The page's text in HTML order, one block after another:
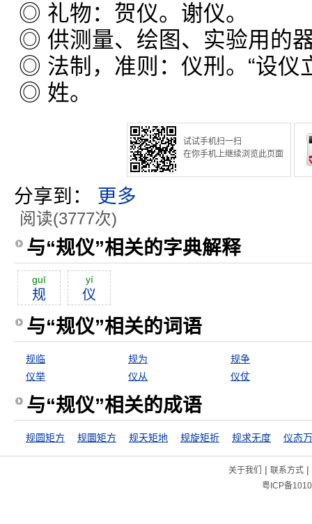
◎ 礼物：贺仪。谢仪。
◎ 供测量、绘图、实验用的
◎ 法制，准则：仪刑。“设仪
◎ 姓。
试试手机扫一扫
在你手机上继续浏览此页面
分享到： 更多
阅读(3777次)
与“规仪”相关的字典解释
guī
规
yí
仪
与“规仪”相关的词语
规临 规为
规争
仪举
仪从 仪仗
与“规仪”相关的成语
规圆矩方 规圜矩方 规天矩地 规旋矩折 规求无度 仪态
关于我们 | 联系方式|
粤ICP备